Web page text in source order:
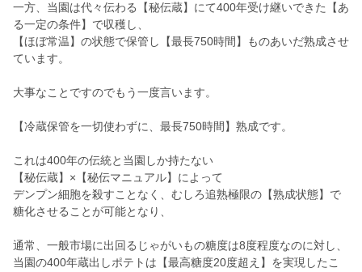
一方、当園は代々伝わる【秘伝蔵】にて400年受け継いできた【あ
る一定の条件】で収穫し、
【ほぼ常温】の状態で保管し【最長750時間】ものあいだ熟成させ
ています。
大事なことですのでもう一度言います。
【冷蔵保管を一切使わずに、最長750時間】熟成です。
これは400年の伝統と当園しか持たない
【秘伝蔵】×【秘伝マニュアル】によって
デンプン細胞を殺すことなく、むしろ追熟極限の【熟成状態】で
糖化させることが可能となり、
通常、一般市場に出回るじゃがいもの糖度は8度程度なのに対し、
当園の400年蔵出しポテトは【最高糖度20度超え】を実現したこ